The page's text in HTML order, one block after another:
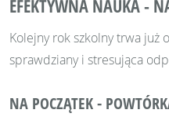
EFEKTYWNA NAUKA -
Kolejny rok szkolny trwa już
sprawdziany i stresująca
NA POCZĄTEK -